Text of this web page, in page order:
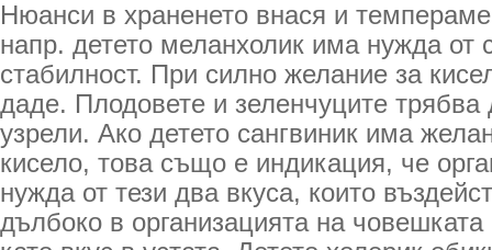
Нюанси в храненето внася и
напр. детето меланхолик има нужда от
стабилност. При силно желание за
даде. Плодовете и зеленчуците трябва
узрели. Ако детето сангвиник има
кисело, това също е индикация, че
нужда от тези два вкуса, които
дълбоко в организацията на